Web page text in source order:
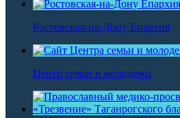
Ростовская-на-Дону Епархия
Центр семьи и молодежи